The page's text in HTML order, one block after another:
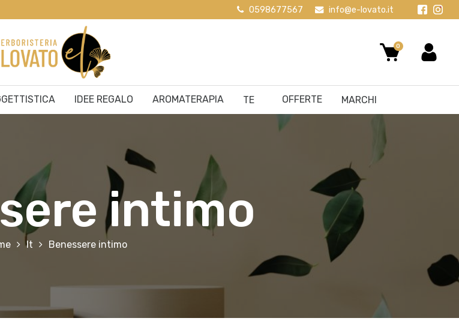
0598677567 info@e-lovato.it
0
IDEE REGALO AROMATERAPIA TE OFFERTE MARCHI
intimo
It Benessere intimo